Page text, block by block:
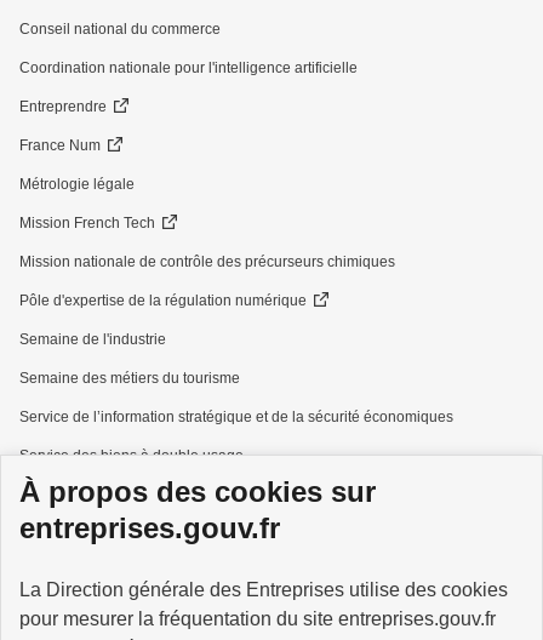
À propos des cookies sur
entreprises.gouv.fr
La Direction générale des Entreprises utilise des cookies
pour mesurer la fréquentation du site entreprises.gouv.fr
Conseil national du commerce
Coordination nationale pour l'intelligence artificielle
Entreprendre
France Num
Métrologie légale
Mission French Tech
Mission nationale de contrôle des précurseurs chimiques
Pôle d'expertise de la régulation numérique
Semaine de l'industrie
Semaine des métiers du tourisme
Service de l’information stratégique et de la sécurité économiques
Service des biens à double usage
Services à la personne